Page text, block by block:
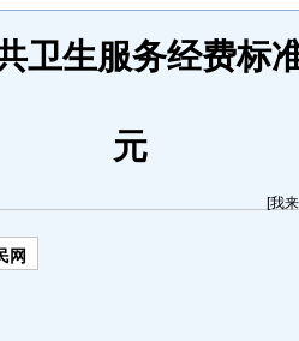
卫生服务经费标
元
[我
网